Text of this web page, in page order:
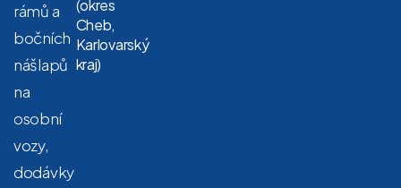
rámů a
bočních
nášlapů
na
osobní
vozy,
dodávky
(okres
Cheb,
Karlovarský
kraj)